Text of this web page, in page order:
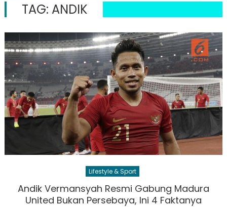
TAG: ANDIK
Lifestyle & Sport
Andik Vermansyah Resmi Gabung Madura
United Bukan Persebaya, Ini 4 Faktanya